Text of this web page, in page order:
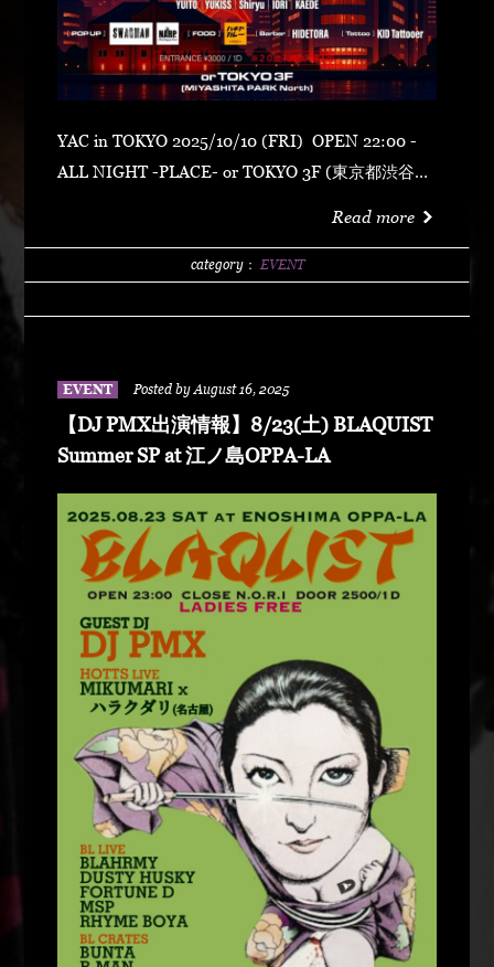
YAC in TOKYO 2025/10/10 (FRI) OPEN 22:00 -
ALL NIGHT -PLACE- or TOKYO 3F (東京都渋谷区
HANG BUDDIES -DJ- YUITO YUKISS Shiryu IORI
KAEDE -POP UP- SWAG MAN NARP COMM -
FOOD- HACHIYA CURRY -Barber- HIDETORA -
Read more
category： EVENT
EVENT Posted by August 16, 2025
【DJ PMX出演情報】8/23(土) BLAQUIST
Summer SP at 江ノ島OPPA-LA